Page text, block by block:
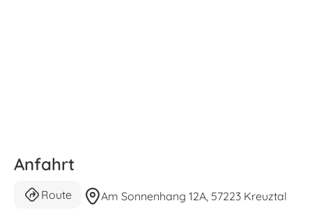
Anfahrt
Route Am Sonnenhang 12A, 57223 Kreuztal